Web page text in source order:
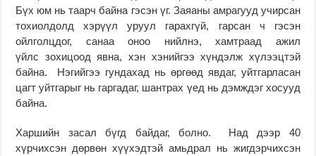
Бүх юм нь таарч байна гэсэн үг. Заяаны амрагууд учирсан
тохиолдолд хэрүүл уруул гарахгүй, гарсан ч гэсэн
ойлголцдог, санаа оноо нийлнэ, хамтраад ажил
үйлс зохицоод явна, хэн хэнийгээ хүндэлж хүлээцтэй
байна. Нэгийгээ гундахад нь өргөөд явдаг, уйтгарласан
цагт уйтгарыг нь гаргадаг, шантрах үед нь дэмждэг хосууд
байна.
Харшийн засал бүгд байдаг, болно. Над дээр 40
хүрчихсэн дөрвөн хүүхэдтэй амьдрал нь жигдэрчихсэн